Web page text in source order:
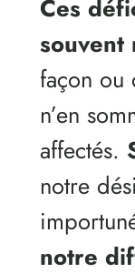
Ces
souvent
façon ou
n’en
affectés.
notre
notre